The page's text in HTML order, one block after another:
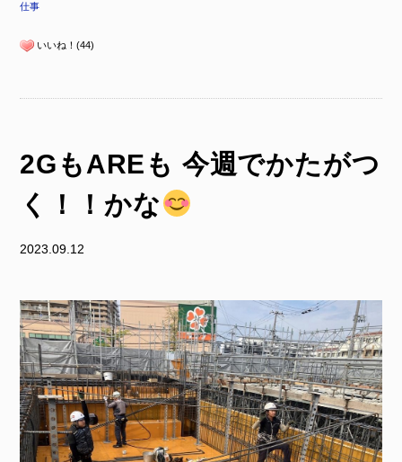
仕事
いいね！(44)
2GもAREも 今週でかたがつ
く！！かな
2023.09.12